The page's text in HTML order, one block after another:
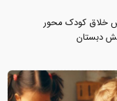
خلاق کودک محور
دبستان